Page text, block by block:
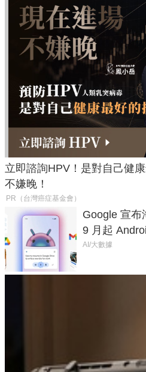
立即諮詢HPV！是對自己健
不嫌晚！
PR（台灣癌症基金會）
Google 宣布
9 月起
AI/大數據